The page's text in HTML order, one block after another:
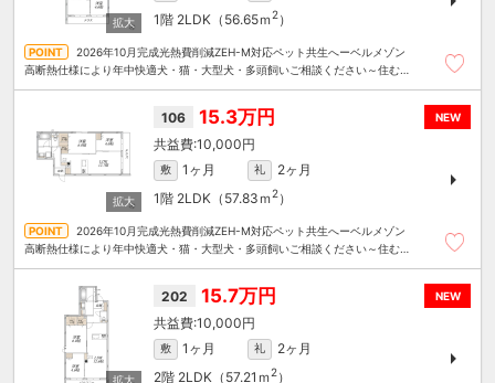
1階 2LDK（56.65ｍ 2）
2026年10月完成光熱費削減ZEH-M対応ペット共生へーベルメゾン
高断熱仕様により年中快適犬・猫・大型犬・多頭飼いご相談ください～住むこ
NEW
106 15.3万円
10,000円
敷 1ヶ月 礼
2ヶ月
1階 2LDK（57.83ｍ 2）
2026年10月完成光熱費削減ZEH-M対応ペット共生へーベルメゾン
高断熱仕様により年中快適犬・猫・大型犬・多頭飼いご相談ください～住むこ
NEW
202 15.7万円
10,000円
敷 1ヶ月 礼
2ヶ月
2階 2LDK（57.21ｍ 2）